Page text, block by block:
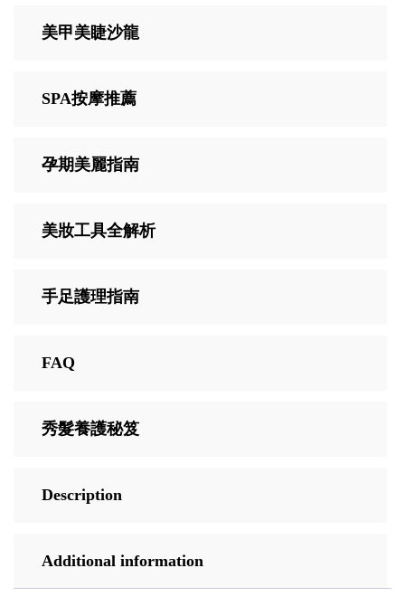
美甲美睫沙龍
SPA按摩推薦
孕期美麗指南
美妝工具全解析
手足護理指南
FAQ
秀髮養護秘笈
Description
Additional information